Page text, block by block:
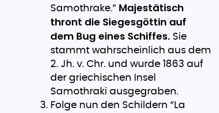
Samothrake.” Majestätisch
thront die Siegesgöttin auf
dem Bug eines Schiffes. Sie
stammt wahrscheinlich aus dem
2. Jh. v. Chr. und wurde 1863 auf
der griechischen Insel
Samothraki ausgegraben.
Folge nun den Schildern “La